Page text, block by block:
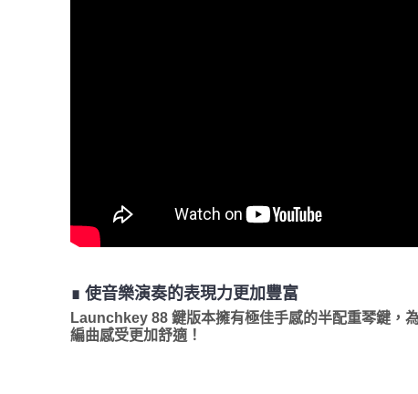
∎ 使音樂演奏的表現力更加豐富
Launchkey 88 鍵版本擁有極佳手感的半配重琴鍵，
編曲感受更加舒適！